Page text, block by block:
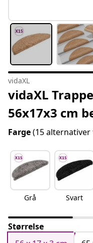
vidaXL
vidaXL
56x17x3 cm
Farge(15
Grå Svart
Størrelse